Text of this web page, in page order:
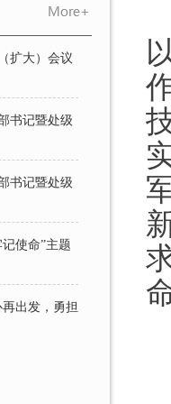
扩大）会议
书记暨处级
书记暨处级
使命”主题
出发，勇担